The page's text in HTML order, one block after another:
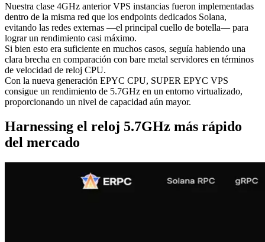
Nuestra clase 4GHz anterior VPS instancias fueron implementadas
dentro de la misma red que los endpoints dedicados Solana,
evitando las redes externas —el principal cuello de botella— para
lograr un rendimiento casi máximo.
Si bien esto era suficiente en muchos casos, seguía habiendo una
clara brecha en comparación con bare metal servidores en términos
de velocidad de reloj CPU.
Con la nueva generación EPYC CPU, SUPER EPYC VPS
consigue un rendimiento de 5.7GHz en un entorno virtualizado,
proporcionando un nivel de capacidad aún mayor.
Harnessing el reloj 5.7GHz más rápido
del mercado